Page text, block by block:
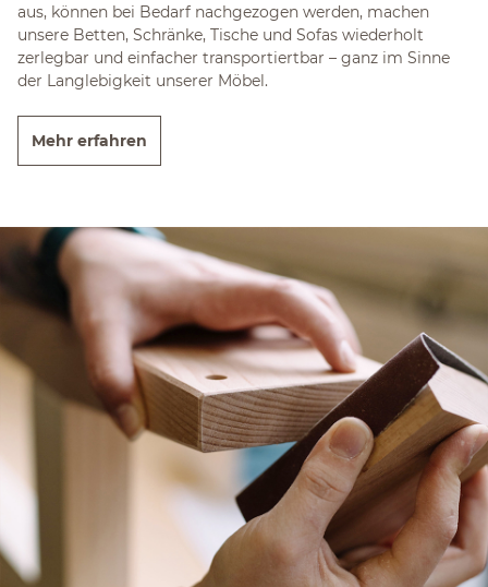
aus, können bei Bedarf nachgezogen werden, machen
unsere Betten, Schränke, Tische und Sofas wiederholt
zerlegbar und einfacher transportiertbar – ganz im Sinne
der Langlebigkeit unserer Möbel.
Mehr erfahren